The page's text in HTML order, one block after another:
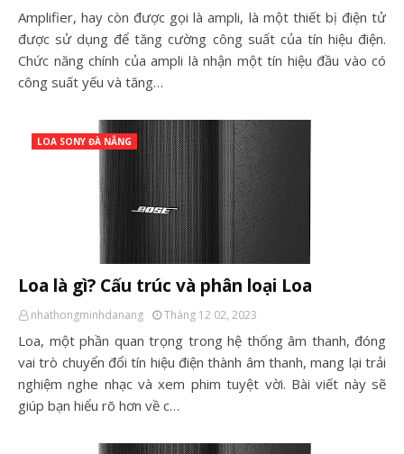
Amplifier, hay còn được gọi là ampli, là một thiết bị điện tử
được sử dụng để tăng cường công suất của tín hiệu điện.
Chức năng chính của ampli là nhận một tín hiệu đầu vào có
công suất yếu và tăng…
LOA SONY ĐÀ NẴNG
Loa là gì? Cấu trúc và phân loại Loa
nhathongminhdanang Tháng 12 02, 2023
Loa, một phần quan trọng trong hệ thống âm thanh, đóng
vai trò chuyển đổi tín hiệu điện thành âm thanh, mang lại trải
nghiệm nghe nhạc và xem phim tuyệt vời. Bài viết này sẽ
giúp bạn hiểu rõ hơn về c…